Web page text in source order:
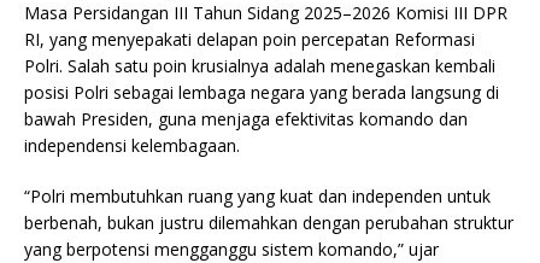
Masa Persidangan III Tahun Sidang 2025–2026 Komisi III DPR
RI, yang menyepakati delapan poin percepatan Reformasi
Polri. Salah satu poin krusialnya adalah menegaskan kembali
posisi Polri sebagai lembaga negara yang berada langsung di
bawah Presiden, guna menjaga efektivitas komando dan
independensi kelembagaan.
“Polri membutuhkan ruang yang kuat dan independen untuk
berbenah, bukan justru dilemahkan dengan perubahan struktur
yang berpotensi mengganggu sistem komando,” ujar